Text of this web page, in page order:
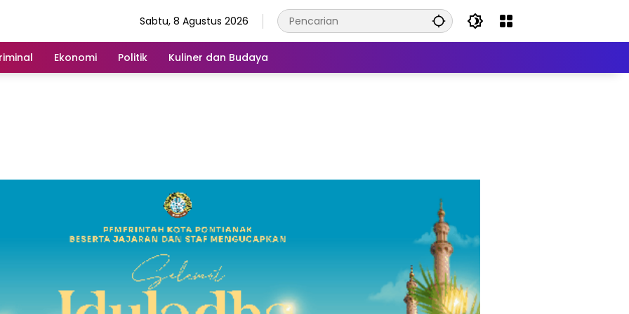
Sabtu, 8 Agustus 2026
Ekonomi Politik Kuliner dan Budaya